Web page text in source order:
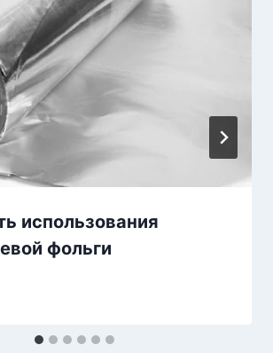
использования
фольги